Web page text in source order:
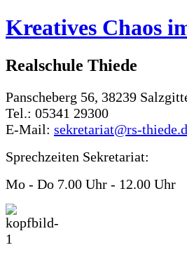
Kreatives Chaos
Realschule Thiede
Panscheberg 56, 38239
Tel.: 05341 29300
E-Mail: sekretariat@rs-
Sprechzeiten Sekretariat:
Mo - Do 7.00 Uhr - 12.00 Uhr